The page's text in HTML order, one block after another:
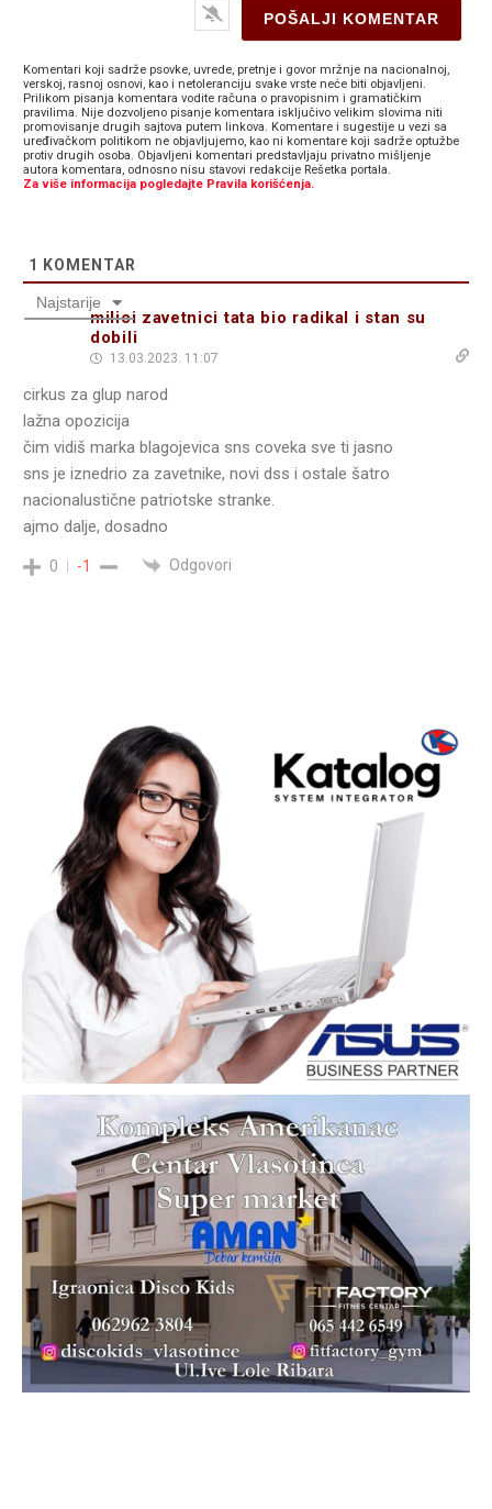
Komentari koji sadrže psovke, uvrede, pretnje i govor mržnje na nacionalnoj,
verskoj, rasnoj osnovi, kao i netoleranciju svake vrste neće biti objavljeni.
Prilikom pisanja komentara vodite računa o pravopisnim i gramatičkim
pravilima. Nije dozvoljeno pisanje komentara isključivo velikim slovima niti
promovisanje drugih sajtova putem linkova. Komentare i sugestije u vezi sa
uređivačkom politikom ne objavljujemo, kao ni komentare koji sadrže optužbe
protiv drugih osoba. Objavljeni komentari predstavljaju privatno mišljenje
autora komentara, odnosno nisu stavovi redakcije Rešetka portala.
Za više informacija pogledajte Pravila korišćenja.
1 KOMENTAR
Najstarije
milici zavetnici tata bio radikal i stan su
dobili
13.03.2023. 11:07
cirkus za glup narod
lažna opozicija
čim vidiš marka blagojevica sns coveka sve ti jasno
sns je iznedrio za zavetnike, novi dss i ostale šatro
nacionalustične patriotske stranke.
ajmo dalje, dosadno
0 -1 Odgovori